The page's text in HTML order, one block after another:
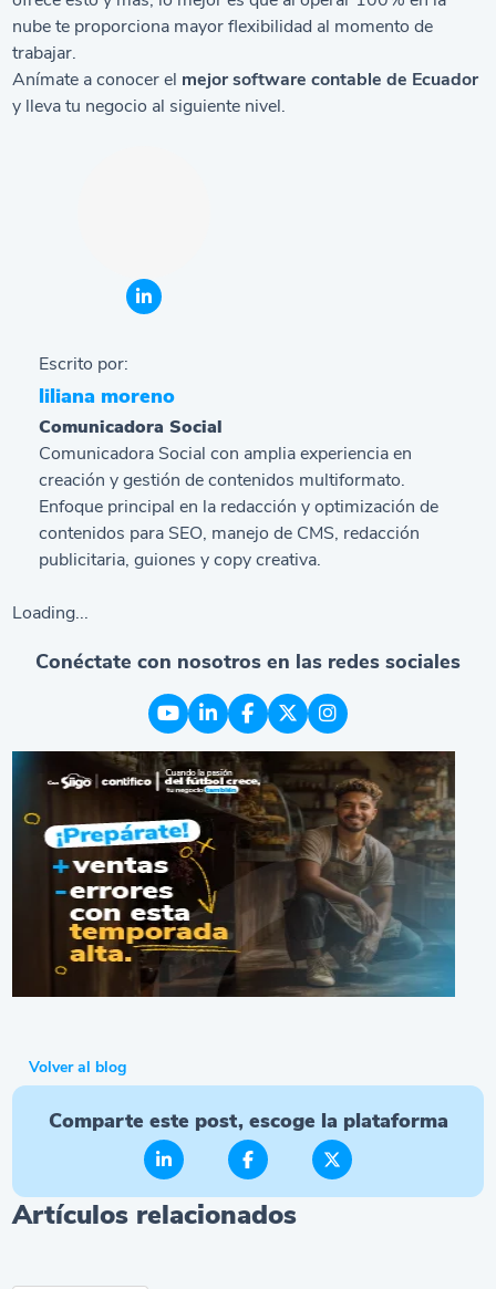
nube te proporciona mayor flexibilidad al momento de
trabajar.
Anímate a conocer el mejor software contable de Ecuador
y lleva tu negocio al siguiente nivel.
Escrito por:
liliana moreno
Comunicadora Social
Comunicadora Social con amplia experiencia en
creación y gestión de contenidos multiformato.
Enfoque principal en la redacción y optimización de
contenidos para SEO, manejo de CMS, redacción
publicitaria, guiones y copy creativa.
Loading...
Conéctate con nosotros en las redes sociales
Volver al blog
Comparte este post, escoge la plataforma
Artículos relacionados